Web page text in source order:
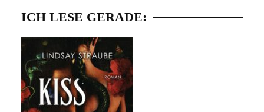
ICH LESE GERADE: